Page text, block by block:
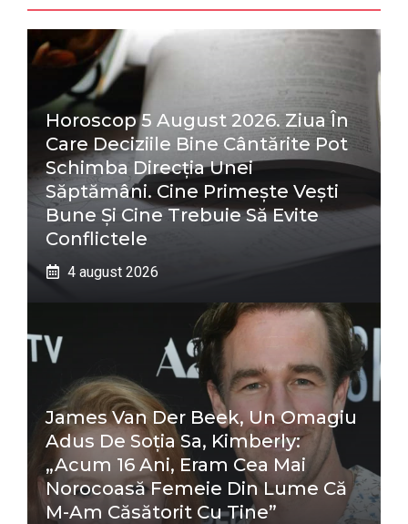
Horoscop 5 August 2026. Ziua În
Care Deciziile Bine Cântărite Pot
Schimba Direcția Unei
Săptămâni. Cine Primește Vești
Bune Și Cine Trebuie Să Evite
Conflictele
4 august 2026
James Van Der Beek, Un Omagiu
Adus De Soția Sa, Kimberly:
„Acum 16 Ani, Eram Cea Mai
Norocoasă Femeie Din Lume Că
M-Am Căsătorit Cu Tine”